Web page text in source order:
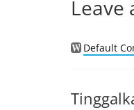
Leave
Default